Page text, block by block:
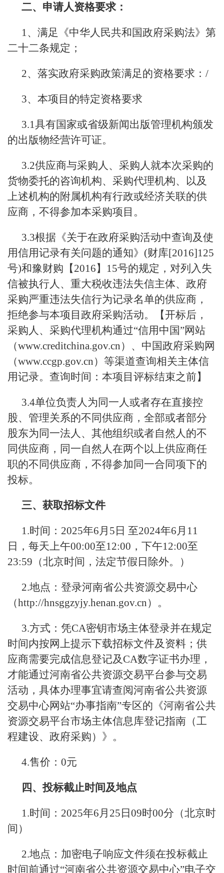
二、申请人资格要求：
1、满足《中华人民共和国政府采购法》第
二十二条规定；
2、落实政府采购政策满足的资格要求：/
3、本项目的特定资格要求
3.1具有国家或省级新闻出版管理机构颁发
的出版物经营许可证。
3.2供应商与采购人、采购人就本次采购的
货物委托的咨询机构、采购代理机构、以及
上述机构的附属机构有行政或经济关联的供
应商，不得参加本采购项目。
3.3根据《关于在政府采购活动中查询及使
用信用记录有关问题的通知》(财库[2016]125
号)和豫财购【2016】15号的规定，对列入失
信被执行人、重大税收违法失信主体、政府
采购严重违法失信行为记录名单的供应商，
拒绝参与本项目政府采购活动。【开标后，
采购人、采购代理机构通过“信用中国”网站
（www.creditchina.gov.cn）、中国政府采购网
（www.ccgp.gov.cn）等渠道查询相关主体信
用记录。查询时间：本项目评标结束之前】
3.4单位负责人为同一人或者存在直接控
股、管理关系的不同供应商，全部或者部分
股东为同一法人、其他组织或者自然人的不
同供应商，同一自然人在两个以上供应商任
职的不同供应商，不得参加同一合同项下的
投标。
三、获取招标文件
1.时间：2025年6月5日 至2024年6月11
日，每天上午00:00至12:00，下午12:00至
23:59（北京时间，法定节假日除外。）
2.地点：登录河南省公共资源交易中心
（http://hnsggzyjy.henan.gov.cn）。
3.方式：凭CA密钥市场主体登录并在规定
时间内按网上提示下载招标文件及资料；供
应商需要完成信息登记及CA数字证书办理，
才能通过河南省公共资源交易平台参与交易
活动，具体办理事宜请查阅河南省公共资源
交易中心网站“办事指南”专区的《河南省公共
资源交易平台市场主体信息库登记指南（工
程建设、政府采购）》。
4.售价：0元
四、投标截止时间及地点
1.时间：2025年6月25日09时00分（北京时
间）
2.地点：加密电子响应文件须在投标截止
时间前通过“河南省公共资源交易中心”电子交